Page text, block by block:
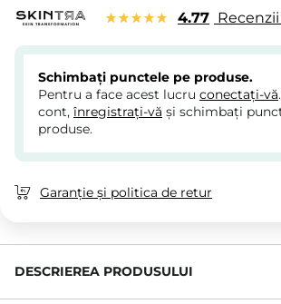
4.77 Recenzii
Schimbați punctele pe produse.
Pentru a face acest lucru conectați-vă
cont, înregistrați-vă și schimbați
produse.
Garanție și politica de retur
DESCRIEREA PRODUSULUI